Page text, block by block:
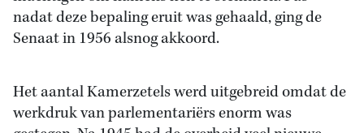
nadat deze bepaling eruit was gehaald, ging de
Senaat in 1956 alsnog akkoord.
Het aantal Kamerzetels werd uitgebreid omdat de
werkdruk van parlementariërs enorm was